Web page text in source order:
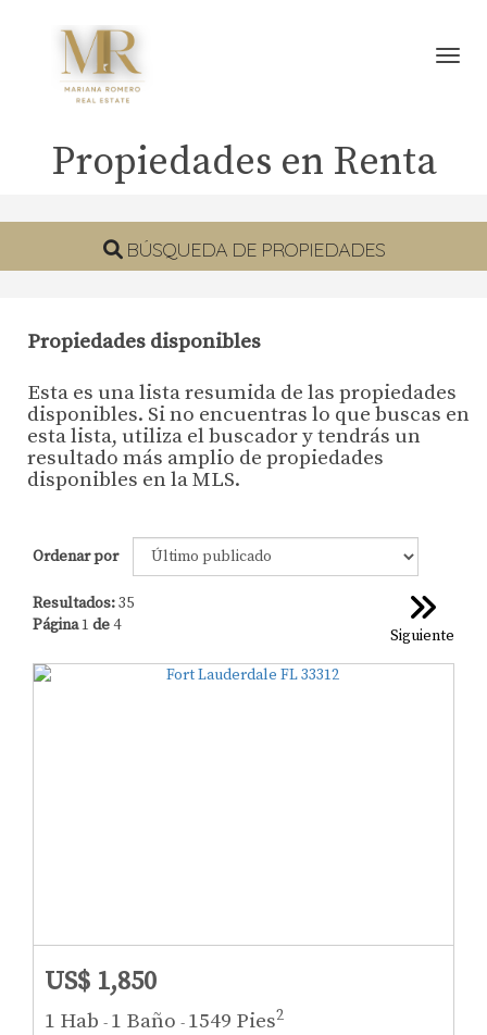
Propiedades en Renta
BÚSQUEDA DE PROPIEDADES
Propiedades disponibles
Esta es una lista resumida de las propiedades
disponibles. Si no encuentras lo que buscas en
esta lista, utiliza el buscador y tendrás un
resultado más amplio de propiedades
disponibles en la MLS.
Ordenar por
Siguiente
Resultados:35
Página1 de4
US$ 1,850
1 Hab - 1 Baño - 1549 Pies2